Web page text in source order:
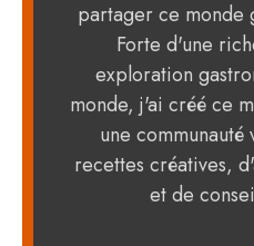
partager ce monde
Forte d'une
exploration
monde, j'ai créé ce
une
recettes créatives,
et de